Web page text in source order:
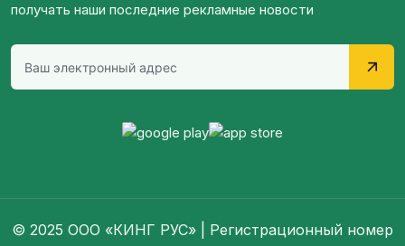
получать наши последние рекламные новости
© 2025 ООО «КИНГ РУС» | Регистрационный номер